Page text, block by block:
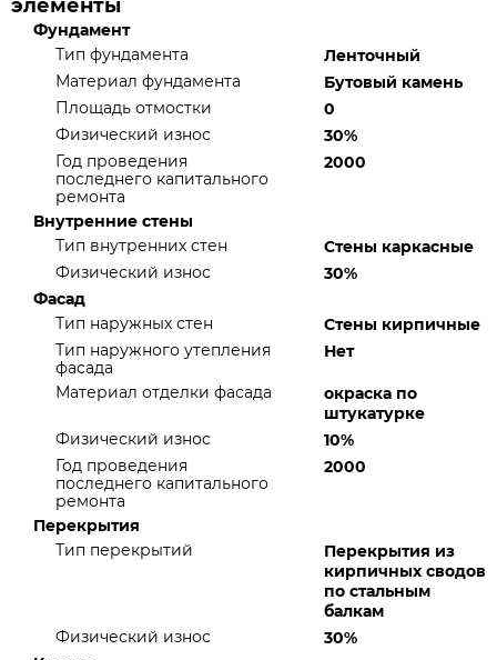
элементы
Фундамент
Тип фундамента
Ленточный
Материал фундамента
Бутовый камень
Площадь отмостки
0
Физический износ
30%
Год проведения
последнего капитального
ремонта
2000
Внутренние стены
Тип внутренних стен
Стены каркасные
Физический износ
30%
Фасад
Тип наружных стен
Стены кирпичные
Тип наружного утепления
фасада
Нет
Материал отделки фасада
окраска по
штукатурке
Физический износ
10%
Год проведения
последнего капитального
ремонта
2000
Перекрытия
Тип перекрытий
Перекрытия из
кирпичных сводов
по стальным
балкам
Физический износ
30%